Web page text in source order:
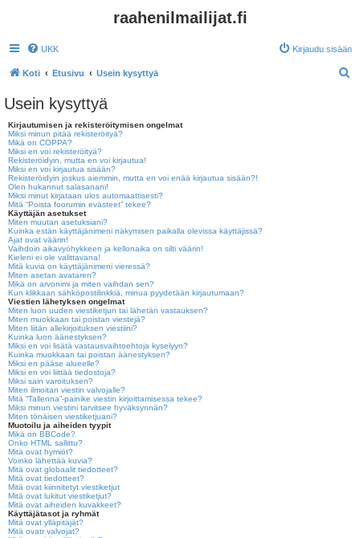
raahenilmailijat.fi
UKK Kirjaudu sisään
Koti Etusivu Usein kysyttyä
Usein kysyttyä
Kirjautumisen ja rekisteröitymisen ongelmat
Miksi minun pitää rekisteröityä?
Mikä on COPPA?
Miksi en voi rekisteröityä?
Rekisteröidyin, mutta en voi kirjautua!
Miksi en voi kirjautua sisään?
Rekisteröidyin joskus aiemmin, mutta en voi enää kirjautua sisään?!
Olen hukannut salasanani!
Miksi minut kirjataan ulos automaattisesti?
Mitä “Poista foorumin evästeet” tekee?
Käyttäjän asetukset
Miten muutan asetuksiani?
Kuinka estän käyttäjänimeni näkymisen paikalla olevissa käyttäjissä?
Ajat ovat väärin!
Vaihdoin aikavyöhykkeen ja kellonaika on silti väärin!
Kieleni ei ole valittavana!
Mitä kuvia on käyttäjänimeni vieressä?
Miten asetan avataren?
Mikä on arvonimi ja miten vaihdan sen?
Kun klikkaan sähköpostilinkkiä, minua pyydetään kirjautumaan?
Viestien lähetyksen ongelmat
Miten luon uuden viestiketjun tai lähetän vastauksen?
Miten muokkaan tai poistan viestejä?
Miten liitän allekirjoituksen viestiini?
Kuinka luon äänestyksen?
Miksi en voi lisätä vastausvaihtoehtoja kyselyyn?
Kuinka muokkaan tai poistan äänestyksen?
Miksi en pääse alueelle?
Miksi en voi liittää tiedostoja?
Miksi sain varoituksen?
Miten ilmoitan viestin valvojalle?
Mitä “Tallenna”-painike viestin kirjoittamisessa tekee?
Miksi minun viestini tarvitsee hyväksynnän?
Miten tönäisen viestiketjuani?
Muotoilu ja aiheiden tyypit
Mikä on BBCode?
Onko HTML sallittu?
Mitä ovat hymiöt?
Voinko lähettää kuvia?
Mitä ovat globaalit tiedotteet?
Mitä ovat tiedotteet?
Mitä ovat kiinnitetyt viestiketjut
Mitä ovat lukitut viestiketjut?
Mitä ovat aiheiden kuvakkeet?
Käyttäjätasot ja ryhmät
Mitä ovat ylläpitäjät?
Mitä ovatr valvojat?